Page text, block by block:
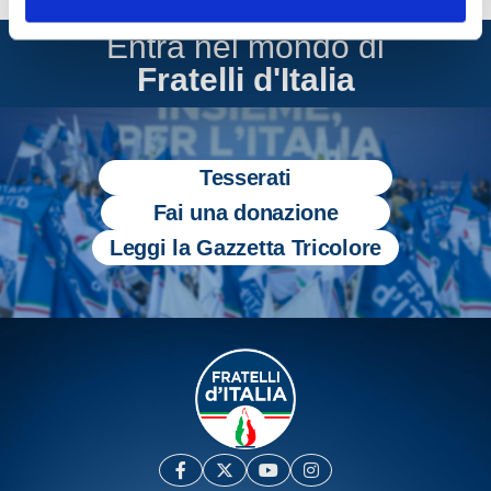
Entra nel mondo di
Fratelli d'Italia
Tesserati
Fai una donazione
Leggi la Gazzetta Tricolore